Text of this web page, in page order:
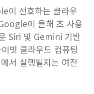
선호하는 클라우
이 올해 초 사용
Siri 및 Gemini 기반
빗 클라우드 컴퓨팅
서 실행될지는 여전